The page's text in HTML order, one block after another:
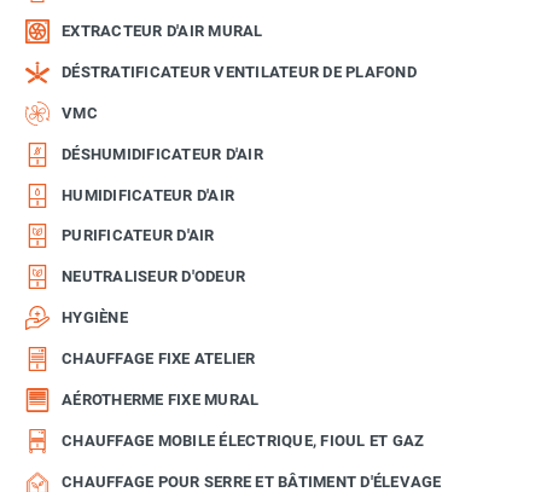
EXTRACTEUR D'AIR MURAL
DÉSTRATIFICATEUR VENTILATEUR DE PLAFOND
VMC
DÉSHUMIDIFICATEUR D'AIR
HUMIDIFICATEUR D'AIR
PURIFICATEUR D'AIR
NEUTRALISEUR D'ODEUR
HYGIÈNE
CHAUFFAGE FIXE ATELIER
AÉROTHERME FIXE MURAL
CHAUFFAGE MOBILE ÉLECTRIQUE, FIOUL ET GAZ
CHAUFFAGE POUR SERRE ET BÂTIMENT D'ÉLEVAGE